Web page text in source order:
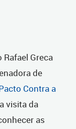
Greca
de
Contra a
visita da
as